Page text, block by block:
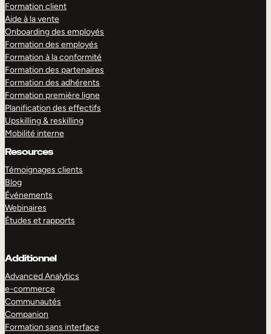
Formation client
Aide à la vente
Onboarding des employés
Formation des employés
Formation à la conformité
Formation des partenaires
Formation des adhérents
Formation première ligne
Planification des effectifs
Upskilling & reskilling
Mobilité interne
Resources
Témoignages clients
Blog
Événements
Webinaires
Études et rapports
Additionnel
Advanced Analytics
e-commerce
Communautés
Companion
Formation sans interface